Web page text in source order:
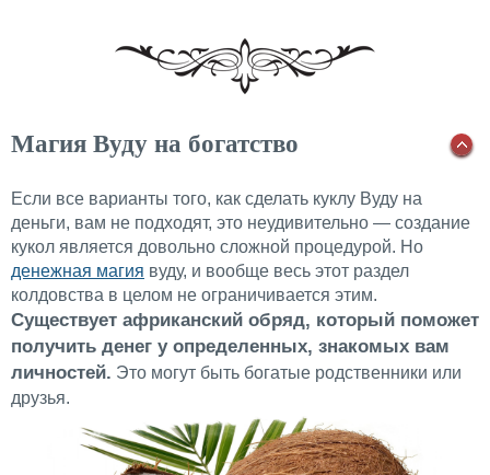
Магия Вуду на богатство
Если все варианты того, как сделать куклу Вуду на
деньги, вам не подходят, это неудивительно — создание
кукол является довольно сложной процедурой. Но
денежная магия вуду, и вообще весь этот раздел
колдовства в целом не ограничивается этим.
Существует африканский обряд, который поможет
получить денег у определенных, знакомых вам
личностей. Это могут быть богатые родственники или
друзья.